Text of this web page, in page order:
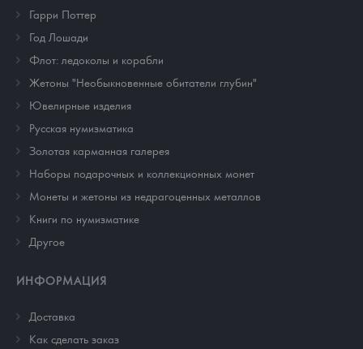
Гарри Поттер
Год Лошади
Флот: ледоколы и корабли
Жетоны "Необыкновенные обитатели глубин"
Ювелирные изделия
Русская нумизматика
Золотая карманная галерея
Наборы подарочных и коллекционных монет
Монеты и жетоны из недрагоценных металлов
Книги по нумизматике
Другое
ИНФОРМАЦИЯ
Доставка
Как сделать заказ